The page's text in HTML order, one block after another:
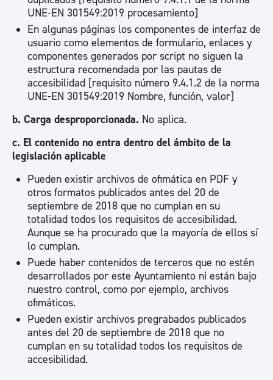
UNE-EN 301549:2019 procesamiento]
En algunas páginas los componentes de interfaz de
usuario como elementos de formulario, enlaces y
componentes generados por script no siguen la
estructura recomendada por las pautas de
accesibilidad [requisito número 9.4.1.2 de la norma
UNE-EN 301549:2019 Nombre, función, valor]
b. Carga desproporcionada. No aplica.
c. El contenido no entra dentro del ámbito de la
legislación aplicable
Pueden existir archivos de ofimática en PDF y
otros formatos publicados antes del 20 de
septiembre de 2018 que no cumplan en su
totalidad todos los requisitos de accesibilidad.
Aunque se ha procurado que la mayoría de ellos sí
lo cumplan.
Puede haber contenidos de terceros que no estén
desarrollados por este Ayuntamiento ni están bajo
nuestro control, como por ejemplo, archivos
ofimáticos.
Pueden existir archivos pregrabados publicados
antes del 20 de septiembre de 2018 que no
cumplan en su totalidad todos los requisitos de
accesibilidad.